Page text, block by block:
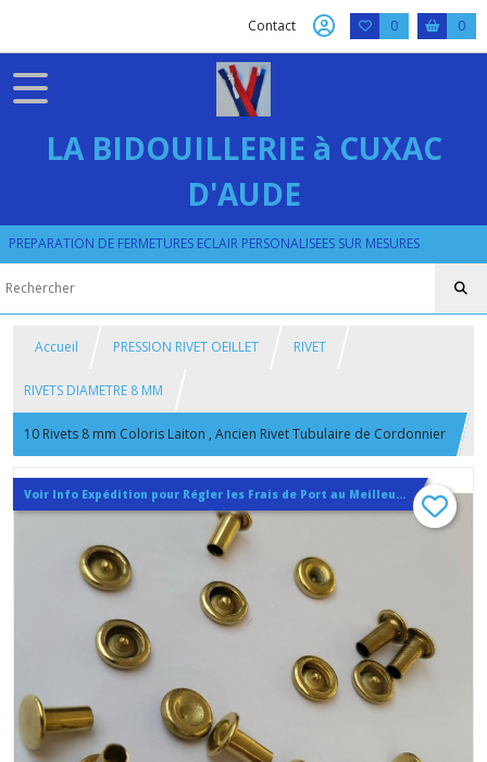
Contact 0 0
LA BIDOUILLERIE à CUXAC
D'AUDE
PREPARATION DE FERMETURES ECLAIR PERSONALISEES SUR MESURES
Accueil PRESSION RIVET OEILLET RIVET
RIVETS DIAMETRE 8 MM
10 Rivets 8 mm Coloris Laiton , Ancien Rivet Tubulaire de Cordonnier
Voir Info Expédition pour Régler les Frais de Port au Meilleur Prix , En haut d'ecran à Droite